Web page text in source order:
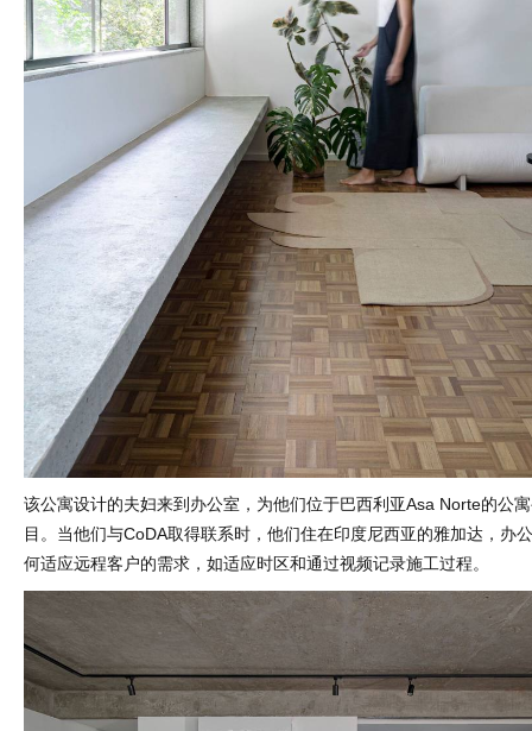
该公寓设计的夫妇来到办公室，为他们位于巴西利亚Asa Norte的公
目。当他们与CoDA取得联系时，他们住在印度尼西亚的雅加达，办
何适应远程客户的需求，如适应时区和通过视频记录施工过程。